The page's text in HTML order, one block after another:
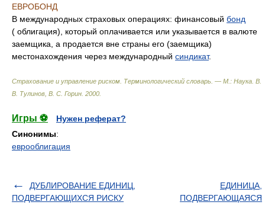
ЕВРОБОНД
В международных страховых операциях: финансовый бонд
( облигация), который оплачивается или указывается в валюте
заемщика, а продается вне страны его (заемщика)
местонахождения через международный синдикат.
Страхование и управление риском. Терминологический словарь. — М.: Наука В.
В. Тулинов, В. С. Горин 2000
Игры ⚽
Нужен реферат?
Синонимы:
еврооблигация
ДУБЛИРОВАНИЕ ЕДИНИЦ,
ПОДВЕРГАЮЩИХСЯ РИСКУ
ЕДИНИЦА,
ПОДВЕРГАЮЩАЯСЯ